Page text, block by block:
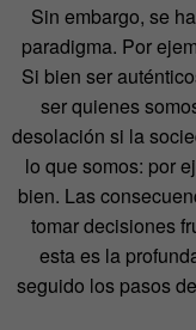
Sin embargo, se
paradigma. Por
Si bien ser
ser quienes
desolación si la
lo que somos: por
bien. Las
tomar decisiones
esta es la
seguido los pasos